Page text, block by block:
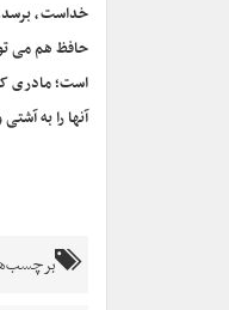
خداست،
حافظ هم می
است؛ مادری
آنها را به